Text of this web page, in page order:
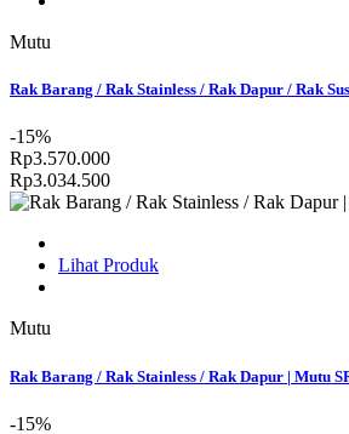
Mutu
Rak Barang / Rak Stainless / Rak Dapur / Rak
-15%
Rp3.570.000
Rp3.034.500
Lihat Produk
Mutu
Rak Barang / Rak Stainless / Rak Dapur | Mutu
-15%